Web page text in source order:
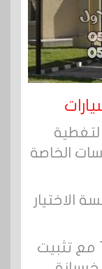
الخاصة
الاختيار
1- حفر القواعد 70×70× 120 مع تثبيت